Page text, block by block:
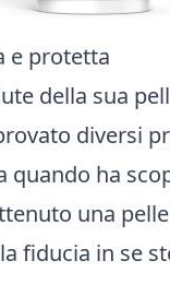
e protetta
della sua
diversi
ha
una
fiducia in se